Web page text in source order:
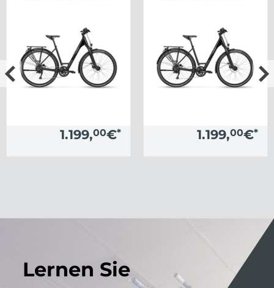
1.199,00€* 1.199,00€*
Lernen Sie